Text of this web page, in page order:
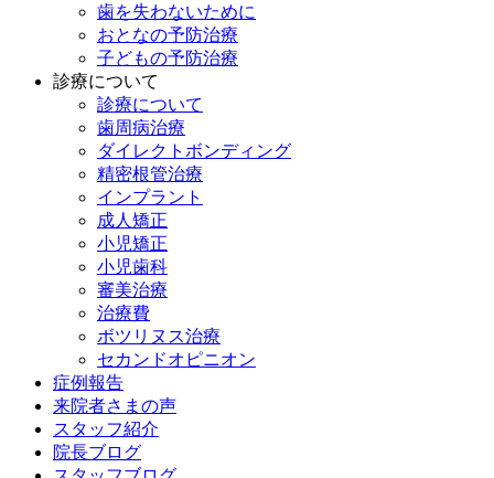
歯を失わないために
おとなの予防治療
子どもの予防治療
診療について
診療について
歯周病治療
ダイレクトボンディング
精密根管治療
インプラント
成人矯正
小児矯正
小児歯科
審美治療
治療費
ボツリヌス治療
セカンドオピニオン
症例報告
来院者さまの声
スタッフ紹介
院長ブログ